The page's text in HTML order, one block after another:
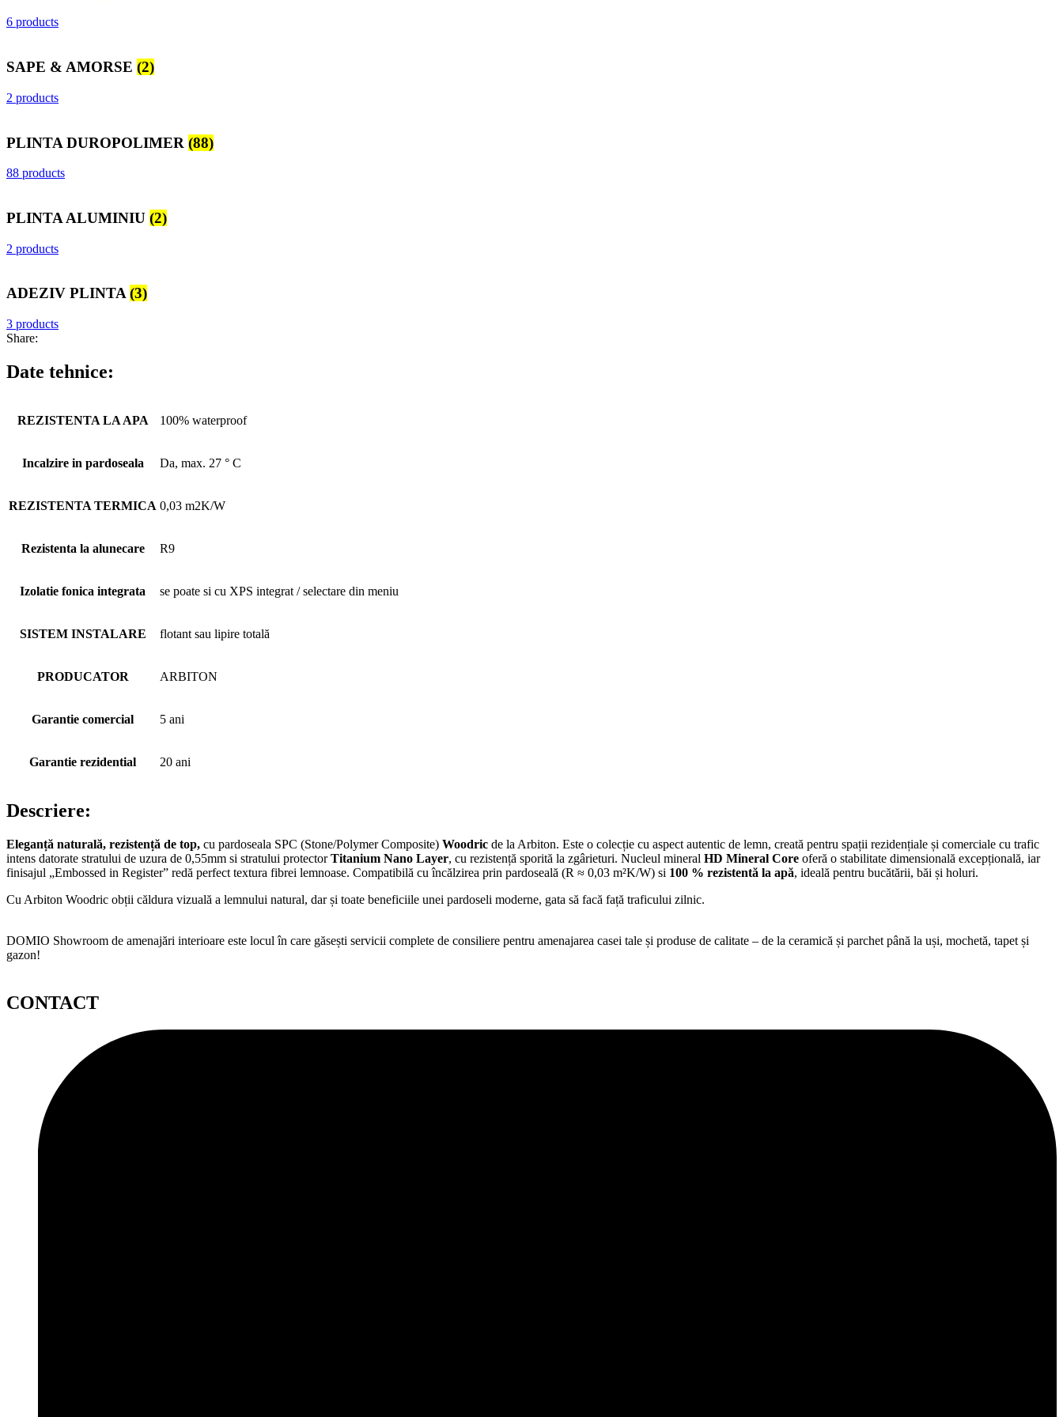
6 products
SAPE & AMORSE (2)
2 products
PLINTA DUROPOLIMER (88)
88 products
PLINTA ALUMINIU (2)
2 products
ADEZIV PLINTA(3)
3 products
Share:
Date tehnice:
REZISTENTA LA APA 100% waterproof
Incalzire in pardoseala Da, max. 27 ° C
REZISTENTA TERMICA 0,03 m2K/W
Rezistenta la alunecare R9
Izolatie fonica integrata se poate si cu XPS integrat / selectare din meniu
SISTEM INSTALARE flotant sau lipire totală
PRODUCATOR ARBITON
Garantie comercial 5 ani
Garantie rezidential 20 ani
Descriere:
Eleganță naturală, rezistență de top, cu pardoseala SPC (Stone/Polymer Composite) Woodric de la Arbiton. Este o colecție cu aspect autentic de lemn, creată pentru spații rezidențiale și comerciale cu trafic
intens datorate stratului de uzura de 0,55mm si stratului protectorTitanium Nano Layer, cu rezistență sporită la zgârieturi. Nucleul mineral HD Mineral Core oferă o stabilitate dimensională excepțională, iar
finisajul „Embossed in Register” redă perfect textura fibrei lemnoase. Compatibilă cu încălzirea prin pardoseală (R ≈ 0,03 m²K/W) si 100 % rezistentă la apă, ideală pentru bucătării, băi și holuri.
Cu Arbiton Woodric obții căldura vizuală a lemnului natural, dar și toate beneficiile unei pardoseli moderne, gata să facă față traficului zilnic.
DOMIO Showroom de amenajări interioare este locul în care găsești servicii complete de consiliere pentru amenajarea casei tale și produse de calitate – de la ceramică și parchet până la uși, mochetă, tapet și
gazon!
CONTACT